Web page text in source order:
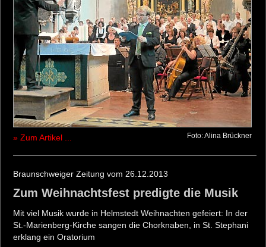
» Zum Artikel ... Foto: Alina Brückner
Braunschweiger Zeitung vom 26.12.2013
Zum Weihnachtsfest predigte die Musik
Mit viel Musik wurde in Helmstedt Weihnachten gefeiert: In der
St.-Marienberg-Kirche sangen die Chorknaben, in St. Stephani
erklang ein Oratorium